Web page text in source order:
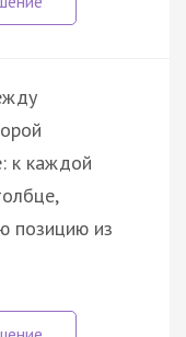
к каждой
позицию из